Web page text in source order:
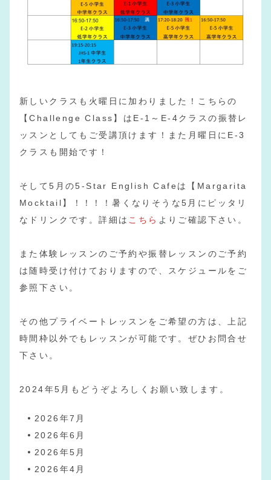
新しいクラスも火曜日に加わりました！こちらの
【Challenge Class】はE-1～E-4クラスの振替レ
ッスンとしてもご受講頂けます！また月曜日にE-3
クラスも開始です！
そして5月の5-Star English Cafeは【Margarita
Mocktail】！！！！暑くなりそうな5月にピッタリ
なドリンクです。詳細は こちら よりご確認下さい。
また体験レッスンのご予約や振替レッスンのご予約
は随時受け付けておりますので、スケジュールをご
参照下さい。
その他プライベートレッスンをご希望の方は、上記
時間枠以外でもレッスンが可能です。ぜひお問合せ
下さい。
2024年5月もどうぞよろしくお願い致します。
2026年7月
2026年6月
2026年5月
2026年4月